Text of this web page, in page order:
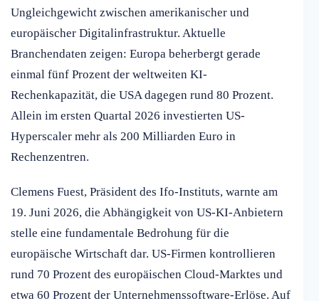
Ungleichgewicht zwischen amerikanischer und
europäischer Digitalinfrastruktur. Aktuelle
Branchendaten zeigen: Europa beherbergt gerade
einmal fünf Prozent der weltweiten KI-
Rechenkapazität, die USA dagegen rund 80 Prozent.
Allein im ersten Quartal 2026 investierten US-
Hyperscaler mehr als 200 Milliarden Euro in
Rechenzentren.
Clemens Fuest, Präsident des Ifo-Instituts, warnte am
19. Juni 2026, die Abhängigkeit von US-KI-Anbietern
stelle eine fundamentale Bedrohung für die
europäische Wirtschaft dar. US-Firmen kontrollieren
rund 70 Prozent des europäischen Cloud-Marktes und
etwa 60 Prozent der Unternehmenssoftware-Erlöse. Auf